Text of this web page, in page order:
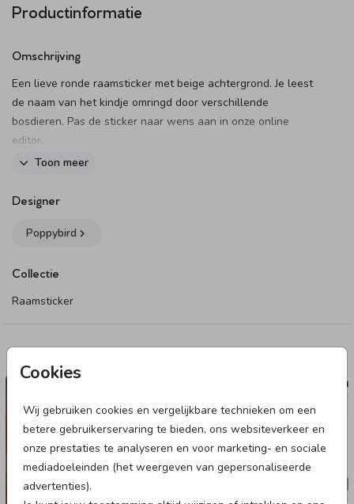
Cookies
Wij gebruiken cookies en vergelijkbare technieken om een
betere gebruikerservaring te bieden, ons websiteverkeer en
onze prestaties te analyseren en voor marketing- en sociale
mediadoeleinden (het weergeven van gepersonaliseerde
advertenties).
Productinformatie
Omschrijving
Een lieve ronde raamsticker met beige achtergrond. Je leest
de naam van het kindje omringd door verschillende
bosdieren. Pas de sticker naar wens aan in onze online
editor.
Dit product maakt onderdeel uit van
Toon meer
Designer
Poppybird
Collectie
Raamsticker